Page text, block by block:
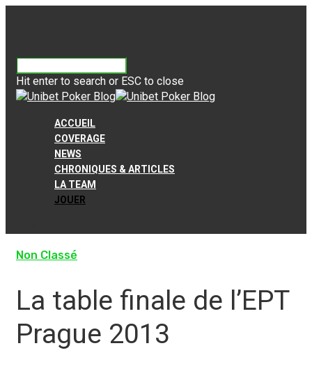
Hit enter to search or ESC to close
ACCUEIL
COVERAGE
NEWS
CHRONIQUES & ARTICLES
LA TEAM
JOUER
Non Classé
La table finale de l’EPT
Prague 2013